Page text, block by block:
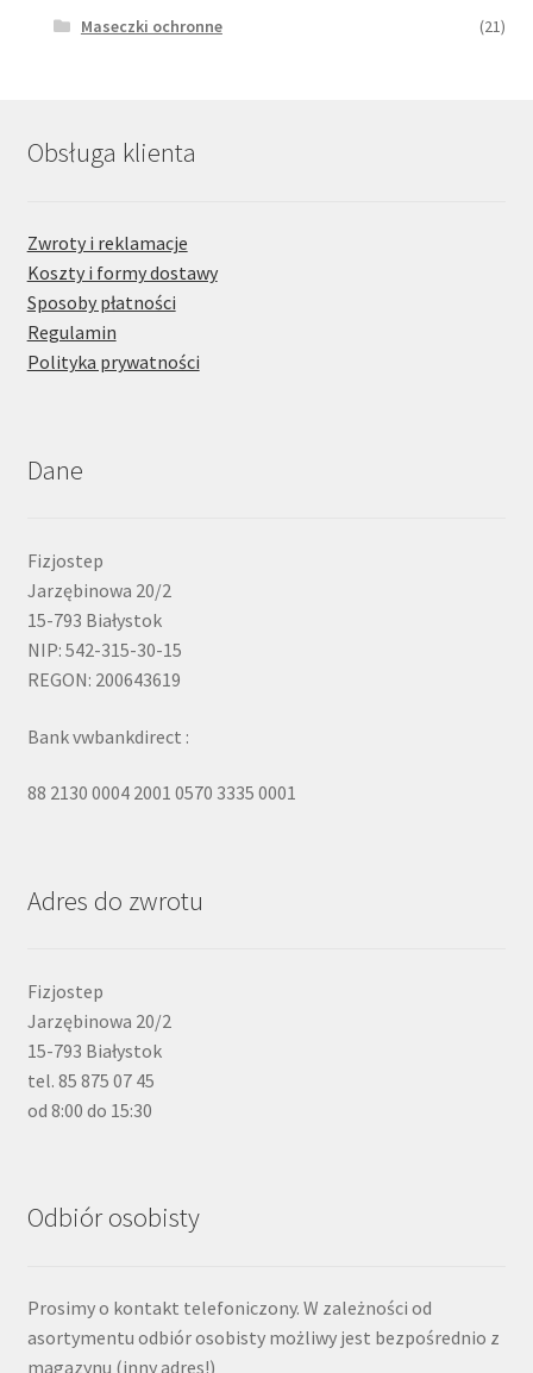
Maseczki ochronne
(21)
Obsługa klienta
Zwroty i reklamacje
Koszty i formy dostawy
Sposoby płatności
Regulamin
Polityka prywatności
Dane
Fizjostep
Jarzębinowa 20/2
15-793 Białystok
NIP: 542-315-30-15
REGON: 200643619
Bank vwbankdirect :
88 2130 0004 2001 0570 3335 0001
Adres do zwrotu
Fizjostep
Jarzębinowa 20/2
15-793 Białystok
tel. 85 875 07 45
od 8:00 do 15:30
Odbiór osobisty
Prosimy o kontakt telefoniczony. W zależności od
asortymentu odbiór osobisty możliwy jest bezpośrednio z
magazynu (inny adres!)